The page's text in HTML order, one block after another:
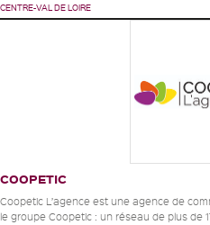
CENTRE-VAL DE LOIRE
COOPETIC
Coopetic L’agence est une agence de
le groupe Coopetic : un réseau de plus de